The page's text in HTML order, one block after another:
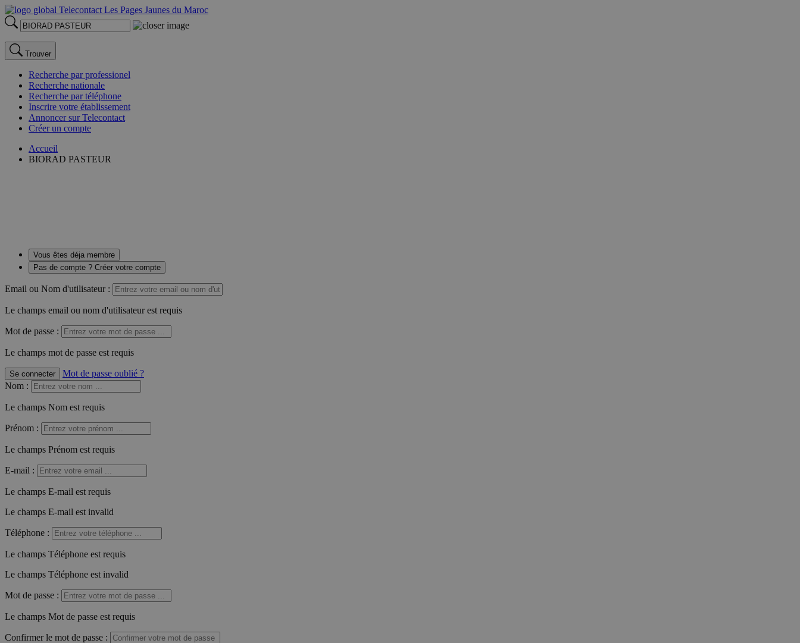
Trouver
Recherche par professionel
Recherche nationale
Recherche par téléphone
Inscrire votre établissement
Annoncer sur Telecontact
Créer un compte
Accueil
BIORAD PASTEUR
Vous êtes déja membre
Pas de compte ? Créer votre compte
Email ou Nom d'utilisateur :
Le champs email ou nom d'utilisateur est requis
Mot de passe :
Le champs mot de passe est requis
Se connecter
Mot de passe oublié ?
Nom :
Le champs Nom est requis
Prénom :
Le champs Prénom est requis
E-mail :
Le champs E-mail est requis
Le champs E-mail est invalid
Téléphone :
Le champs Téléphone est requis
Le champs Téléphone est invalid
Mot de passe :
Le champs Mot de passe est requis
Confirmer le mot de passe :